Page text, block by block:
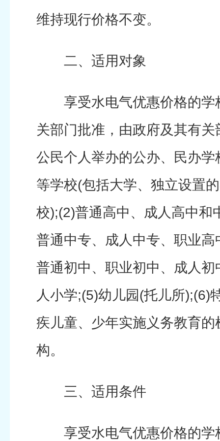
维持现行价格不变。
二、适用对象
享受水电气优惠价格的学
关部门批准，由政府及其有
公民个人举办的公办、民办
等学校(包括大学、独立设置
校);(2)普通高中、成人高中和
普通中专、成人中专、职业
普通初中、职业初中、成人
人小学;(5)幼儿园(托儿所);(6)
疾儿童、少年实施义务教育的
构。
三、适用条件
享受水电气优惠价格的学